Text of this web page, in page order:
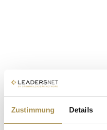
Zustimmung Details